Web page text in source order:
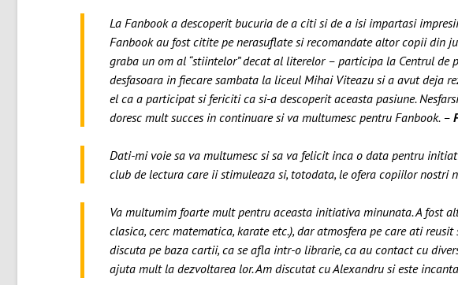
La Fanbook a descoperit bucuria de a citi si de a isi impartasi
Fanbook au fost citite pe nerasuflate si recomandate altor copii din
graba un om al “stiintelor” decat al literelor – participa la Centrul de
desfasoara in fiecare sambata la liceul Mihai Viteazu si a avut deja
el ca a participat si fericiti ca si-a descoperit aceasta pasiune.
doresc mult succes in continuare si va multumesc pentru Fanbook. –
Dati-mi voie sa va multumesc si sa va felicit inca o data pentru
club de lectura care ii stimuleaza si, totodata, le ofera copiilor nostri
Va multumim foarte mult pentru aceasta initiativa minunata. A fost
clasica, cerc matematica, karate etc.), dar atmosfera pe care ati
discuta pe baza cartii, ca se afla intr-o librarie, ca au contact cu
ajuta mult la dezvoltarea lor. Am discutat cu Alexandru si este